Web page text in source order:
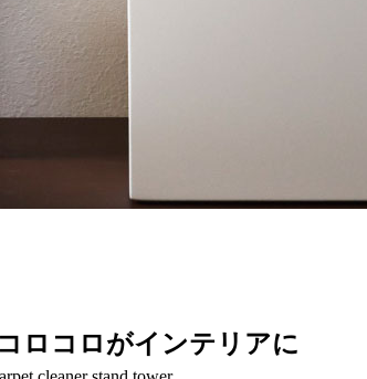
ロコロがインテリアに